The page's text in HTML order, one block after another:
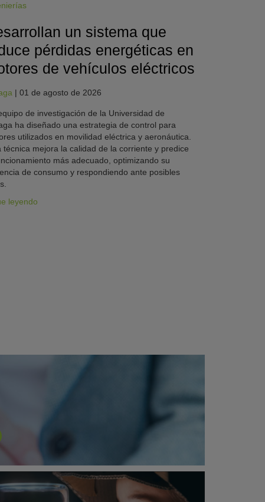
un sistema que
pérdidas energéticas en
de vehículos eléctricos
| 01 de agosto de 2026
de investigación de la Universidad de
ha diseñado una estrategia de control para
utilizados en movilidad eléctrica y aeronáutica.
técnica mejora la calidad de la corriente y predice
más adecuado, optimizando su
de consumo y respondiendo ante posibles
leyendo